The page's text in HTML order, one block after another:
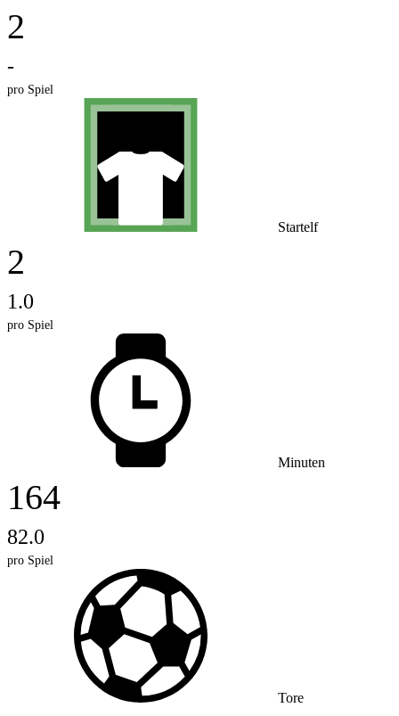
2
-
pro Spiel
Startelf
2
1.0
pro Spiel
Minuten
164
82.0
pro Spiel
Tore